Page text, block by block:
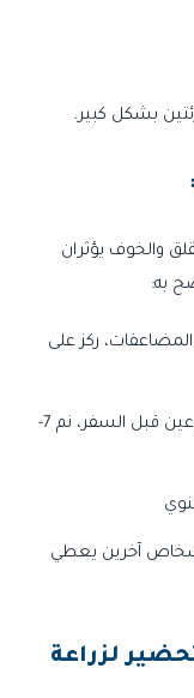
بشكل كبير.
والخوف يؤثران
به:
ركز على
خذ قسط كاف من النوم — في آخر أسبوعين قبل السفر، نم 7-
آخرين يعطي
لزراعة